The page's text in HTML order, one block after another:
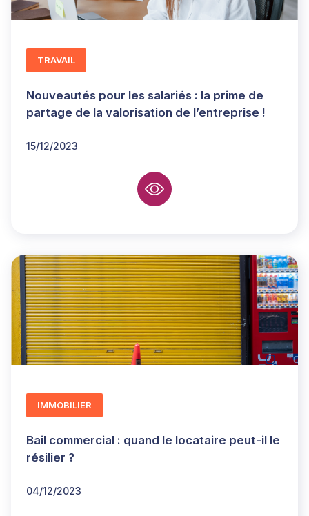
Nouveautés pour les salariés : la prime de
partage de la valorisation de l’entreprise !
15/12/2023
TRAVAIL
Bail commercial : quand le locataire peut-il le
résilier ?
04/12/2023
IMMOBILIER